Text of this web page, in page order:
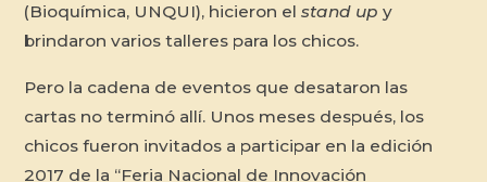
(Bioquímica, UNQUI), hicieron elstand up y
brindaron varios talleres para los chicos.
Pero la cadena de eventos que desataron las
cartas no terminó allí. Unos meses después, los
chicos fueron invitados a participar en la edición
2017 de la “Feria Nacional de Innovación